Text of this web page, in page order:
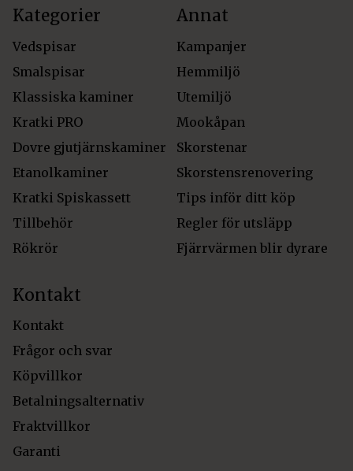
Kategorier
Vedspisar
Smalspisar
Klassiska kaminer
Kratki PRO
Dovre gjutjärnskaminer
Etanolkaminer
Kratki Spiskassett
Tillbehör
Rökrör
Annat
Kampanjer
Hemmiljö
Utemiljö
Mookåpan
Skorstenar
Skorstensrenovering
Tips inför ditt köp
Regler för utsläpp
Fjärrvärmen blir dyrare
Kontakt
Kontakt
Frågor och svar
Köpvillkor
Betalningsalternativ
Fraktvillkor
Garanti